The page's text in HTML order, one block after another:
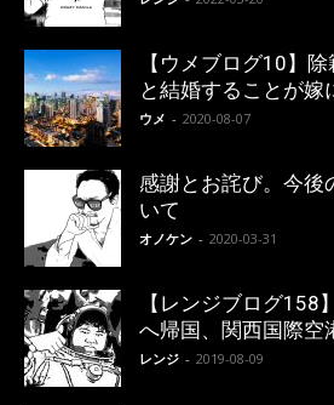
【ウメブログ10】
と結婚することが嫁
ウメ - 2020-08-07
感謝とお詫び。今後
いて
オノケン - 2020-03-31
【レンジブログ158
へ帰国、関西国際空
レンジ - 2019-08-09